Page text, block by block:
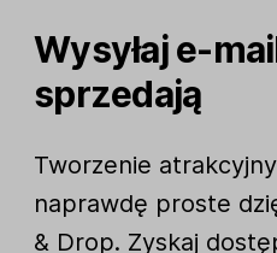
Wysyłaj e-
sprzedają
Tworzenie
naprawdę proste
& Drop. Zyskaj